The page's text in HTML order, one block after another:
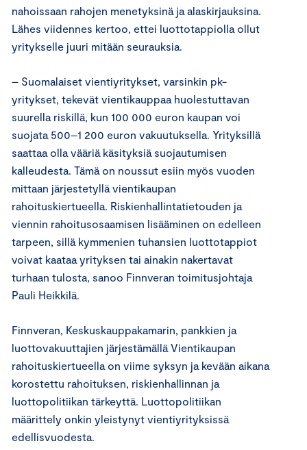
nahoissaan rahojen menetyksinä ja alaskirjauksina.
Lähes viidennes kertoo, ettei luottotappiolla ollut
yritykselle juuri mitään seurauksia.
– Suomalaiset vientiyritykset, varsinkin pk-
yritykset, tekevät vientikauppaa huolestuttavan
suurella riskillä, kun 100 000 euron kaupan voi
suojata 500–1 200 euron vakuutuksella. Yrityksillä
saattaa olla vääriä käsityksiä suojautumisen
kalleudesta. Tämä on noussut esiin myös vuoden
mittaan järjestetyllä vientikaupan
rahoituskiertueella. Riskienhallintatietouden ja
viennin rahoitusosaamisen lisääminen on edelleen
tarpeen, sillä kymmenien tuhansien luottotappiot
voivat kaataa yrityksen tai ainakin nakertavat
turhaan tulosta, sanoo Finnveran toimitusjohtaja
Pauli Heikkilä.
Finnveran, Keskuskauppakamarin, pankkien ja
luottovakuuttajien järjestämällä Vientikaupan
rahoituskiertueella on viime syksyn ja kevään aikana
korostettu rahoituksen, riskienhallinnan ja
luottopolitiikan tärkeyttä. Luottopolitiikan
määrittely onkin yleistynyt vientiyrityksissä
edellisvuodesta.